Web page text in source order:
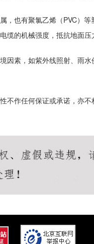
也有聚氯乙烯（PVC）等
的机械强度，抵抗地面压
因素，如紫外线照射、雨
不作任何保证或承诺，亦